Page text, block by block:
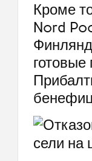
Кроме
Nord
готовые